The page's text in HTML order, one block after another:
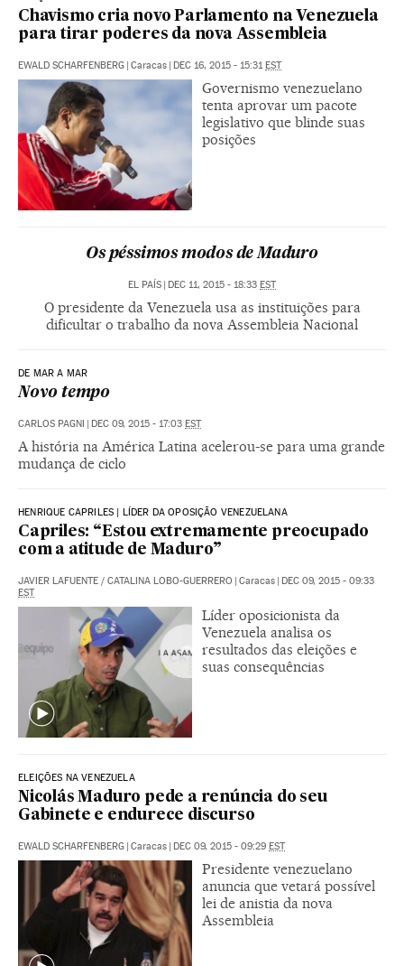
Chavismo cria novo Parlamento na Venezuela
para tirar poderes da nova Assembleia
EWALD SCHARFENBERG | Caracas | DEC 16, 2015 - 15:31EST
Governismo venezuelano
tenta aprovar um pacote
legislativo que blinde suas
posições
Os péssimos modos de Maduro
EL PAÍS | DEC 11, 2015 - 18:33 EST
O presidente da Venezuela usa as instituições para
dificultar o trabalho da nova Assembleia Nacional
DE MAR A MAR
Novo tempo
CARLOS PAGNI | DEC 09, 2015 - 17:03 EST
A história na América Latina acelerou-se para uma grande
mudança de ciclo
HENRIQUE CAPRILES | LÍDER DA OPOSIÇÃO VENEZUELANA
Capriles: “Estou extremamente preocupado
com a atitude de Maduro”
JAVIER LAFUENTE / CATALINA LOBO-GUERRERO | Caracas | DEC 09, 2015 - 09:33
EST
Líder oposicionista da
Venezuela analisa os
resultados das eleições e
suas consequências
ELEIÇÕES NA VENEZUELA
Nicolás Maduro pede a renúncia do seu
Gabinete e endurece discurso
EWALD SCHARFENBERG | Caracas | DEC 09, 2015 - 09:29 EST
Presidente venezuelano
anuncia que vetará possível
lei de anistia da nova
Assembleia